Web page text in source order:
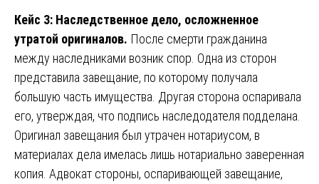
Кейс 3: Наследственное дело, осложненное
утратой оригиналов. После смерти гражданина
между наследниками возник спор. Одна из сторон
представила завещание, по которому получала
большую часть имущества. Другая сторона оспаривала
его, утверждая, что подпись наследодателя подделана.
Оригинал завещания был утрачен нотариусом, в
материалах дела имелась лишь нотариально заверенная
копия. Адвокат стороны, оспаривающей завещание,